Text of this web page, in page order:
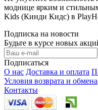
моднице ярким и
Kids (Кинди Кидс) в
Подписка на новости
Будьте в курсе новых
Подписаться
О нас Доставка и оплата
Условия возврата и обмена
Контакты